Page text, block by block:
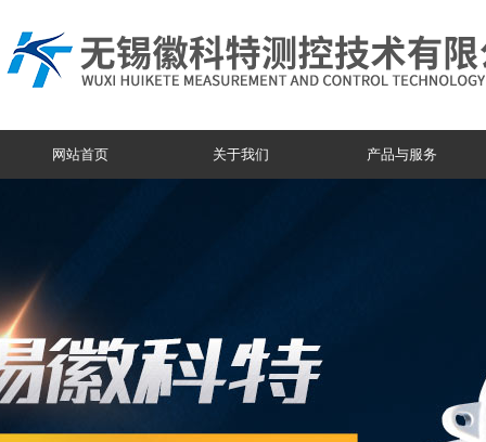
网站首页 关于我们 产品与服务